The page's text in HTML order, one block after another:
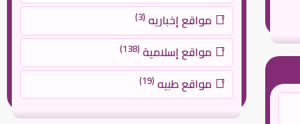
مواقع إخباريه (3)
مواقع إسلامية (138)
مواقع طبيه (19)